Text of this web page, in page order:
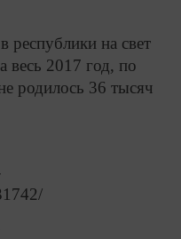
республики на свет
весь 2017 год, по
родилось 36 тысяч